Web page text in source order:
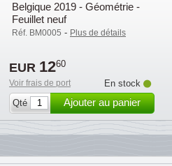
Belgique 2019 - Géométrie -
Feuillet neuf
Réf. BM0005 - Plus de détails
EUR 1260
Voir frais de port
En stock
Qté
Ajouter au panier